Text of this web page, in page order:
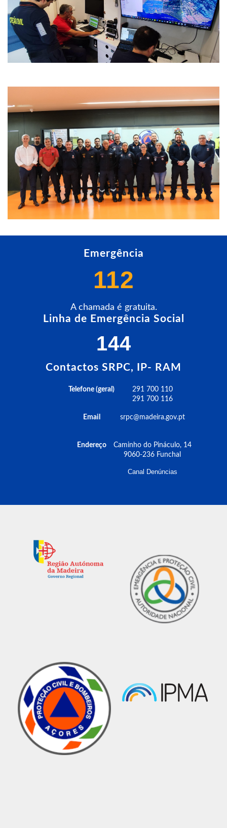
Emergência
112
A chamada é gratuita.
Linha de Emergência Social
144
Contactos SRPC, IP- RAM
Telefone (geral)
Email
Endereço
291 700 110
291 700 116
srpc@madeira.gov.pt
Caminho do Pináculo, 14
9060-236 Funchal
Canal Denúncias